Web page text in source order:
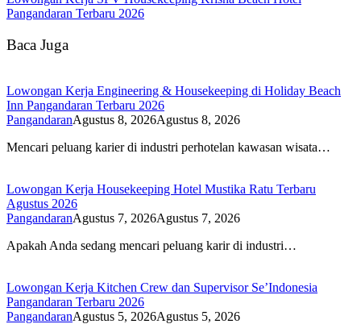
Pangandaran Terbaru 2026
Baca Juga
Lowongan Kerja Engineering & Housekeeping di Holiday Beach
Inn Pangandaran Terbaru 2026
PangandaranAgustus 8, 2026Agustus 8, 2026
Mencari peluang karier di industri perhotelan kawasan wisata…
Lowongan Kerja Housekeeping Hotel Mustika Ratu Terbaru
Agustus 2026
PangandaranAgustus 7, 2026Agustus 7, 2026
Apakah Anda sedang mencari peluang karir di industri…
Lowongan Kerja Kitchen Crew dan Supervisor Se’Indonesia
Pangandaran Terbaru 2026
PangandaranAgustus 5, 2026Agustus 5, 2026